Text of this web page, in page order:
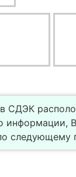
СДЭК
следующему